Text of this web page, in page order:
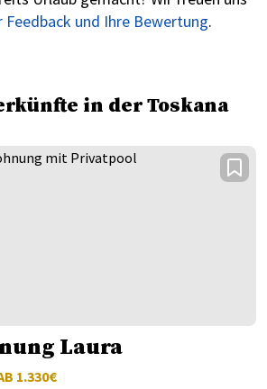
Feedback und Ihre Bewertung.
in der Toskana
Laura
1.330€